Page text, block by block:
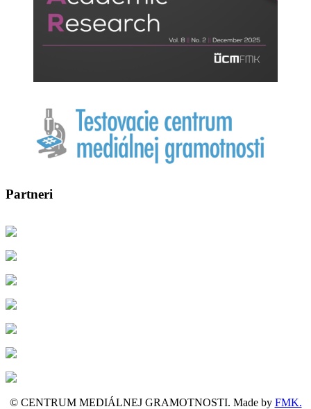
Partneri
© CENTRUM MEDIÁLNEJ GRAMOTNOSTI. Made by FMK.